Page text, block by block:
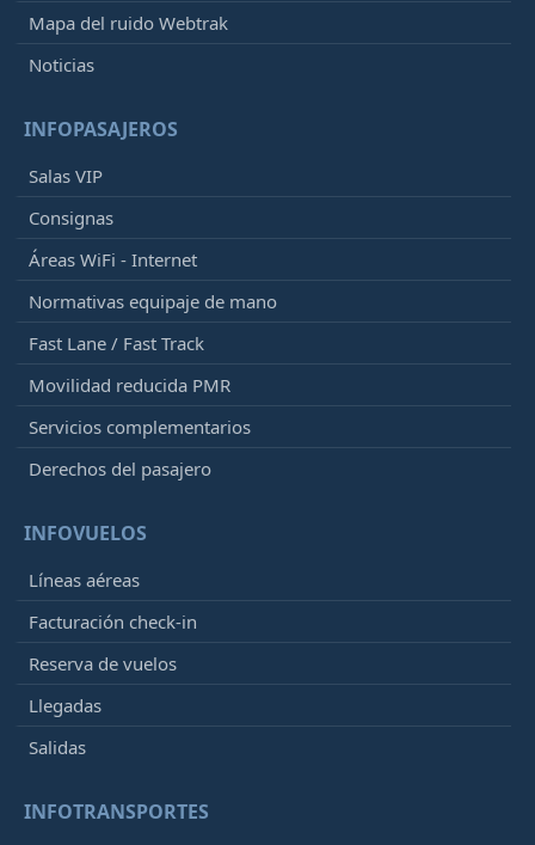
Mapa del ruido Webtrak
Noticias
INFOPASAJEROS
Salas VIP
Consignas
Áreas WiFi - Internet
Normativas equipaje de mano
Fast Lane / Fast Track
Movilidad reducida PMR
Servicios complementarios
Derechos del pasajero
INFOVUELOS
Líneas aéreas
Facturación check-in
Reserva de vuelos
Llegadas
Salidas
INFOTRANSPORTES